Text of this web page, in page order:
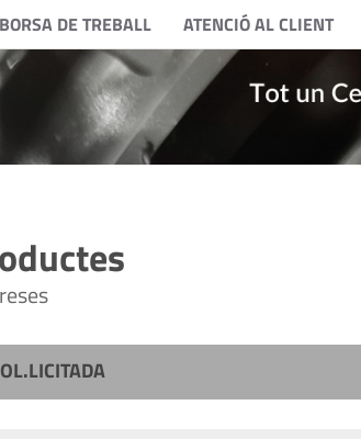
BORSA DE TREBALL ATENCIÓ AL CLIENT